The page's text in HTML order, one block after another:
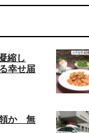
縮し
幸せ届
領か 無